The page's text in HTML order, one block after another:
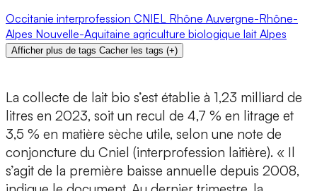
Occitanie interprofession CNIEL Rhône Auvergne-Rhône-
Alpes Nouvelle-Aquitaine agriculture biologique lait Alpes
Afficher plus de tags Cacher les tags (+)
La collecte de lait bio s’est établie à 1,23 milliard de
litres en 2023, soit un recul de 4,7 % en litrage et
3,5 % en matière sèche utile, selon une note de
conjoncture du Cniel (interprofession laitière). « Il
s’agit de la première baisse annuelle depuis 2008,